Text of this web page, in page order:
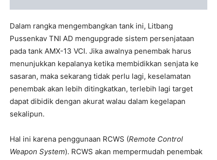
Dalam rangka mengembangkan tank ini, Litbang
Pussenkav TNI AD mengupgrade sistem persenjataan
pada tank AMX-13 VCI. Jika awalnya penembak harus
menunjukkan kepalanya ketika membidikkan senjata ke
sasaran, maka sekarang tidak perlu lagi, keselamatan
penembak akan lebih ditingkatkan, terlebih lagi target
dapat dibidik dengan akurat walau dalam kegelapan
sekalipun.
Hal ini karena penggunaan RCWS (Remote Control
Weapon System). RCWS akan mempermudah penembak